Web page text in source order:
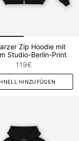
Zip Hoodie mit
Studio-Berlin-Print
119€
HINZUFÜGEN